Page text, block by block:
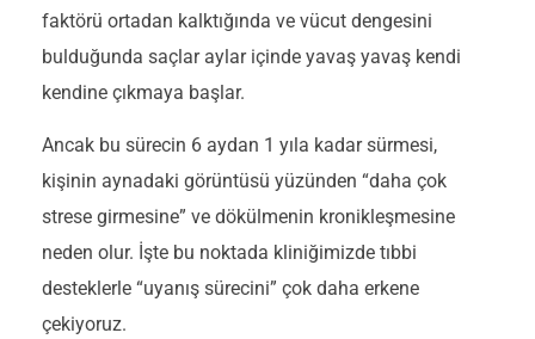
faktörü ortadan kalktığında ve vücut dengesini
bulduğunda saçlar aylar içinde yavaş yavaş kendi
kendine çıkmaya başlar.
Ancak bu sürecin 6 aydan 1 yıla kadar sürmesi,
kişinin aynadaki görüntüsü yüzünden “daha çok
strese girmesine” ve dökülmenin kronikleşmesine
neden olur. İşte bu noktada kliniğimizde tıbbi
desteklerle “uyanış sürecini” çok daha erkene
çekiyoruz.